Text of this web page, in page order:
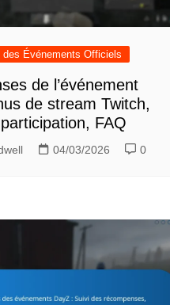
des Événements Officiels
de l’événement
de stream Twitch,
FAQ
04/03/2026 0